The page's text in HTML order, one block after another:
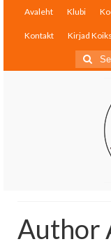
Avaleht Klubi
Kontakt Kirjad
Search
for:
Author